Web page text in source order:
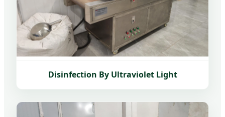
Disinfection By Ultraviolet Light